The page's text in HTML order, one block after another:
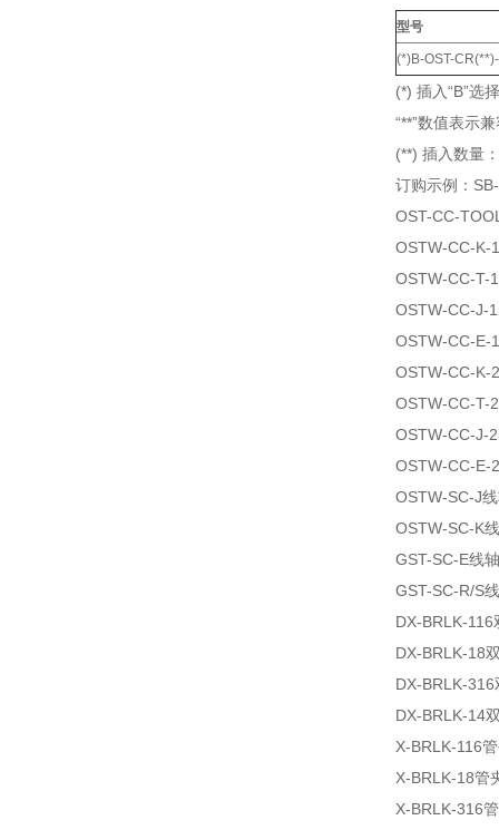
型号
(*)B-OST-
(*) 插入“B”选
“**”数值表示
(**) 插入数量
订购示例：
OST-CC-
OSTW-CC-K-
OSTW-CC-T-
OSTW-CC-J-
OSTW-CC-E-
OSTW-CC-K-
OSTW-CC-T-
OSTW-CC-J-
OSTW-CC-E-
OSTW-SC-J
OSTW-SC-K
GST-SC-E线
GST-SC-R/S
DX-BRLK-
DX-BRLK-18
DX-BRLK-
DX-BRLK-14
X-BRLK-116
X-BRLK-18管
X-BRLK-316